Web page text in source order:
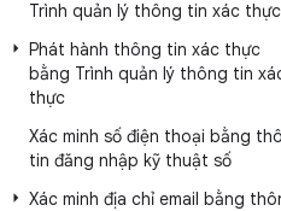
Trình quản lý thông tin xác thực
Phát hành thông tin xác thực
bằng Trình quản lý thông tin
thực
Xác minh số điện thoại bằng
tin đăng nhập kỹ thuật số
Xác minh địa chỉ email bằng